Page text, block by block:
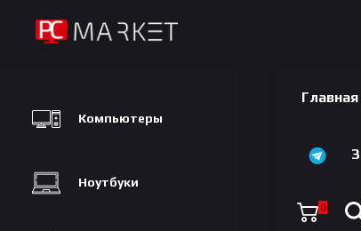
Компьютеры
Ноутбуки
Главная
0